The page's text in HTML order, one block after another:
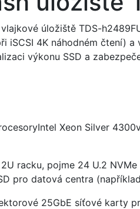
úložiště TDS-
iSCSI 4K náhodném čtení)
výkonu SSD a
Xeon Silver
racku, pojme 24 U.2
pro datová centra
25GbE síťové karty